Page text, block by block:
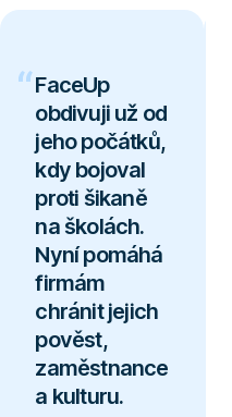
FaceUp
obdivuji už od
jeho počátků,
kdy bojoval
proti šikaně
na školách.
Nyní pomáhá
firmám
chránit jejich
pověst,
zaměstnance
a kulturu.